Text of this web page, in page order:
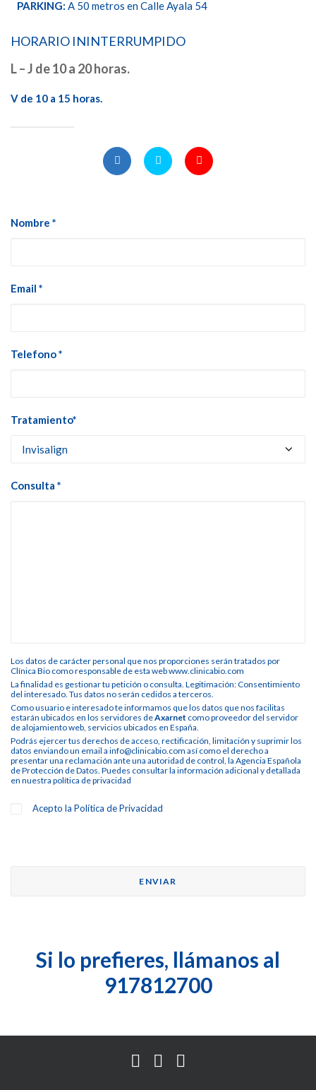
PARKING: A 50 metros en Calle Ayala 54
HORARIO ININTERRUMPIDO
L – J de 10 a 20 horas.
V de 10 a 15 horas.
Nombre *
Email *
Telefono *
Tratamiento*
Consulta *
Los datos de carácter personal que nos proporciones serán tratados por
Clínica Bio como responsable de esta web www.clinicabio.com
La finalidad es gestionar tu petición o consulta. Legitimación: Consentimiento
del interesado. Tus datos no serán cedidos a terceros.
Como usuario e interesado te informamos que los datos que nos facilitas
estarán ubicados en los servidores deAxarnet como proveedor del servidor
de alojamiento web, servicios ubicados en España.
Podrás ejercer tus derechos de acceso, rectificación, limitación y suprimir los
datos enviando un email a info@clinicabio.com así como el derecho a
presentar una reclamación ante una autoridad de control, la Agencia Española
de Protección de Datos. Puedes consultar la información adicional y detallada
en nuestra política de privacidad
Acepto laPolítica de Privacidad
Si lo prefieres, llámanos al
917812700